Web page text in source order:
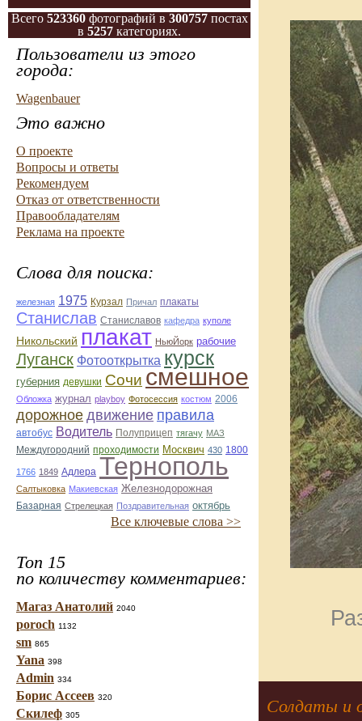
Всего 523360фотографий в 300757постах
в 5257 категориях.
Пользователи из этого
города:
Wagenbauer
Это важно
О проекте
Вопросы и ответы
Рекомендуем
Отказ от ответственности
Правообладателям
Реклама на проекте
Слова для поиска:
железная 1975 Курзал Причал плакаты
Станислав Станиславов кафедра куполе
Никольский плакат НьюЙорк рабочие
Луганск Фотооткрытка курск
губерния девушки Сочи смешное
Обложка журнал playboy Фотосессия костюм 2006
дорожное движение правила
автобус Водитель Полуприцеп тягачу МАЗ
Междугородний проходимости Москвич 430 1800
1766 1849 Адлера Тернополь
Салтыковка Макиевская Железнодорожная
Базарная Стрелецкая Поздравительная октябрь
Все ключевые слова >>
Топ 15
по количеству комментариев:
Магаз Анатолий 2040
poroch 1132
sm 865
Yana 398
Admin 334
Борис Ассеев 320
Скилеф 305 Солдаты и